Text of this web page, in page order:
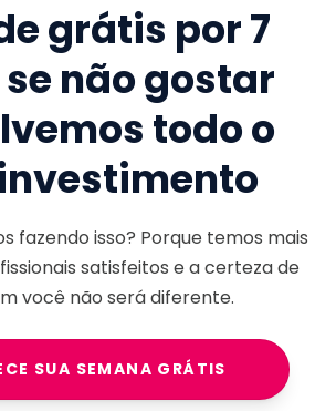
grátis por 7
não gostar
todo o
fazendo isso? Porque temos mais
satisfeitos e a certeza de
você não será diferente.
SUA SEMANA GRÁTIS